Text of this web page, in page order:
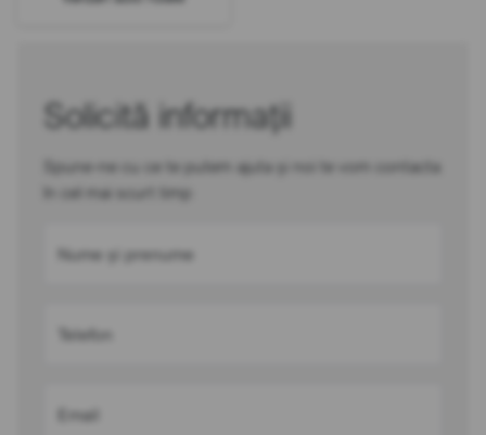
Solicită informații
Spune-ne cu ce te putem ajuta și noi te vom contacta
în cel mai scurt timp
Nume și prenume
Telefon
Email